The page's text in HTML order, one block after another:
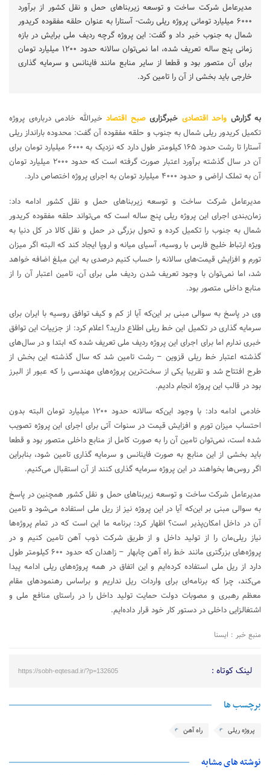
مدیرعامل شرکت ساخت و توسعه زیربناهای حمل و نقل کشور از برآورد
۶۰۰۰ میلیارد تومانی پروژه ریلی رشت- آستارا به عنوان حلقه مفقوده کریدور
شمال به جنوب خبر داد و گفت: این پروژه گرچه ردیف ملی برایش در بازه
زمانی پنج ساله تعریف شده، اما نمی‌توان سالانه حدود ۱۲۰۰ میلیارد تومان
برای آن متصور بود و قطعا از سایر منابع مانند فاینانس و سرمایه‌ گذاری
خارجی باید بخشی از آن را تامین کرد.
به گزارش واحد اقتصادی خبرگزاریصبح اقتصاد خیرالله خادمی درباره‌ی پروژه
تکمیل کریدور ریلی شمال به جنوب و حلقه مفقوده آن گفت:‌ محدوده بارانداز ریلی
آستارا تا رشت حدود ۱۶۵ کیلومتر طول دارد که نزدیک به ۶۰۰۰ میلیارد تومان برای
آن در سال گذشته برآورد اعتبار صورت گرفته است که حدود ۲۰۰۰ میلیارد تومان
آن به تملک اراضی و حدود ۴۰۰۰ میلیارد تومان به اجرای پروژه اختصاص دارد.
مدیرعامل شرکت ساخت و توسعه زیربناهای حمل و نقل کشور ادامه داد:
زمان‌بندی اجرای این پروژه ریلی پنج ساله است که می‌تواند حلقه مفقوده کریدور
شمال به جنوب را تکمیل کرده و تحول بزرگی در حمل و نقل کالا در کل دنیا به
ویژه ارتباط خلیج فارس با روسیه، آسیای میانه و اروپا ایجاد کند که البته اگر میزان
تورم و افزایش قیمت‌های سالانه را حساب کنیم درصدی به این مبلغ اضافه خواهد
شد، اما نمی‌توان با وجود تعریف شدن ردیف ملی برای آن، تامین اعتبار آن را از
منابع داخلی متصور بود.
وی در پاسخ به سوالی مبنی بر این‌که آیا از کم و کیف توافق روسیه با ایران برای
سرمایه‌ گذاری در تکمیل این خط ریلی اطلاع دارید؟ اعلام کرد: از جزییات این توافق
خبری ندارم اما برای اجرای این پروژه ردیف ملی تعریف شده که ابتدا و در سال‌های
گذشته اعتبار خط ریلی قزوین – رشت تامین شد که سال گذشته این بخش از
طرح افتتاح شد و تقریبا یکی از سخت‌ترین پروژه‌های مهندسی را که عبور از البرز
بود در قالب این پروژه انجام دادیم.
خادمی ادامه داد: با وجود این‌که سالانه حدود ۱۲۰۰ میلیارد تومان البته بدون
احتساب میزان تورم و افزایش قیمت در سنوات آتی برای اجرای این پروژه تصویب
شده است، نمی‌توان تامین آن را به صورت کامل از منابع داخلی متصور بود و قطعا
باید بخشی از این منابع به صورت فاینانس و سرمایه‌ گذاری تامین شود، بنابراین
اگر روس‌ها بخواهند در این پروژه سرمایه‌ گذاری کنند از آن استقبال می‌کنیم.
مدیرعامل شرکت ساخت و توسعه زیربناهای حمل و نقل کشور همچنین در پاسخ
به سوالی مبنی بر این‌که آیا در این پروژه نیز از ریل ملی استفاده می‌شود و تامین
آن در داخل امکان‌پذیر است؟ اظهار کرد: برنامه ما این است که در تمام پروژه‌ها
نیاز ریلی‌مان را از تولید داخل و از طریق شرکت ذوب آهن تامین کنیم و در
پروژه‌های بزرگتری مانند خط راه آهن چابهار – زاهدان که حدود ۶۰۰ کیلومتر طول
دارد از ریل ملی استفاده کرده‌ایم و این اتفاق در همه پروژه‌های ریلی ادامه پیدا
می‌کند، چرا که برنامه‌ای برای واردات ریل نداریم و براساس رهنمودهای مقام
معظم رهبری و مصوبات دولت حمایت تولید داخل را در راستای منافع ملی و
اشتغالزایی داخلی در دستور کار خود قرار داده‌ایم.
منبع خبر : ایسنا
لینک کوتاه : https://sobh-eqtesad.ir/?p=132605
برچسب ها
پروژه ریلی راه آهن
نوشته های مشابه